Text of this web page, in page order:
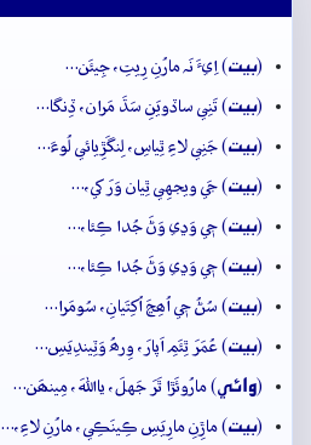
(بيت) اِيءَ نَہ مارُنِ رِيتِ، جِيئَن…
(بيت) تَنِي ساڏويَنِ سَڌَ مَران، ڏِنگا…
(بيت) جَنِي لاءِ ٿِياسِ، لِنگَڙِيائي لُوءَ…
(بيت) جَي ويجهِي ٿِيان وَرَ کي،…
(بيت) جٖي وَڍي وَڻَ جُدا ڪِئا،…
(بيت) جٖي وَڍي وَڻَ جُدا ڪِئا،…
(بيت) سُڻُ جٖي اُھِڃَ اُکِتَيانِ، سُومَرا…
(بيت) عُمَرَ ٿِئَمِ اَپارَ، وِرھُ وَٽِيندِيَسِ…
(وائِي) مارُوئَڙا ٿَرَ جَهلَ، يااللهَ، مِينھَن…
(بيت) ماڙِنِ مارِيَسِ ڪِينَڪِي، مارُنِ لاءِ،…